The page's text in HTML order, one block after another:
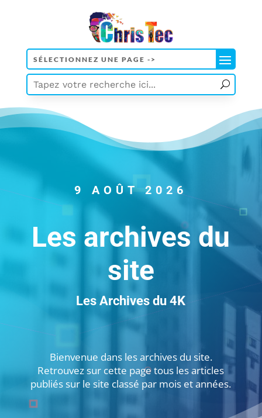
9 AOÛT 2026
Les archives du
site
Les Archives du 4K
Bienvenue dans les archives du site.
Retrouvez sur cette page tous les articles
publiés sur le site classé par mois et années.